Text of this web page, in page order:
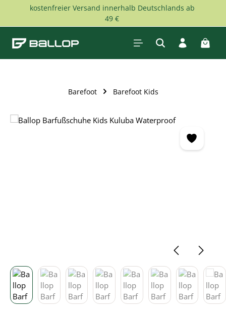
Zum Hauptinhalt springen
kostenfreier Versand innerhalb Deutschlands ab
49 €
Barefoot Barefoot Kids
Bildergalerie überspringen